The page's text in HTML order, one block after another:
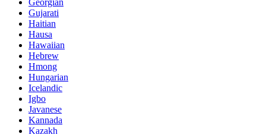
Gujarati
Haitian
Hausa
Hawaiian
Hebrew
Hmong
Hungarian
Icelandic
Igbo
Javanese
Kannada
Kazakh